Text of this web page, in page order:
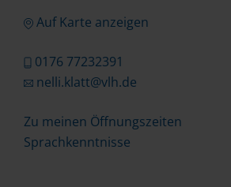
Auf Karte anzeigen
0176 77232391
nelli.klatt@vlh.de
Zu meinen Öffnungszeiten
Sprachkenntnisse